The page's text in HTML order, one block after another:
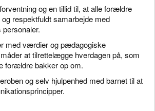
og en tillid til, at alle forældre
respektfuldt samarbejde med
med værdier og pædagogiske
at tilrettelægge hverdagen på, som
forældre bakker op om.
og selv hjulpenhed med barnet til at